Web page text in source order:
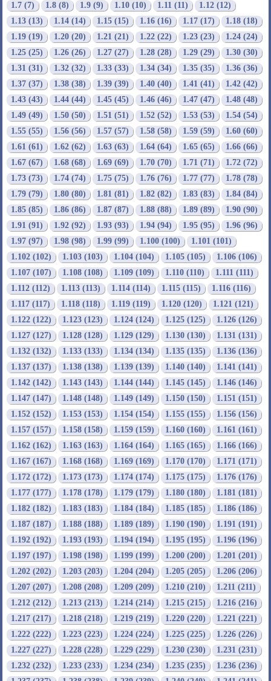
1.7 (7) 1.8 (8) 1.9 (9) 1.10 (10) 1.11 (11)
1.12 (12)
1.13 (13)
1.14 (14) 1.15 (15) 1.16 (16) 1.17 (17)
1.18 (18)
1.19 (19)
1.20 (20) 1.21 (21) 1.22 (22) 1.23 (23)
1.24 (24)
1.25 (25)
1.26 (26) 1.27 (27) 1.28 (28) 1.29 (29)
1.30 (30)
1.31 (31)
1.32 (32) 1.33 (33) 1.34 (34) 1.35 (35)
1.36 (36)
1.37 (37)
1.38 (38) 1.39 (39) 1.40 (40) 1.41 (41)
1.42 (42)
1.43 (43)
1.44 (44) 1.45 (45) 1.46 (46) 1.47 (47)
1.48 (48)
1.49 (49)
1.50 (50) 1.51 (51) 1.52 (52) 1.53 (53)
1.54 (54)
1.55 (55)
1.56 (56) 1.57 (57) 1.58 (58) 1.59 (59)
1.60 (60)
1.61 (61)
1.62 (62) 1.63 (63) 1.64 (64) 1.65 (65)
1.66 (66)
1.67 (67)
1.68 (68) 1.69 (69) 1.70 (70) 1.71 (71)
1.72 (72)
1.73 (73)
1.74 (74) 1.75 (75) 1.76 (76) 1.77 (77)
1.78 (78)
1.79 (79)
1.80 (80) 1.81 (81) 1.82 (82) 1.83 (83)
1.84 (84)
1.85 (85)
1.86 (86) 1.87 (87) 1.88 (88) 1.89 (89)
1.90 (90)
1.91 (91)
1.92 (92) 1.93 (93) 1.94 (94) 1.95 (95)
1.96 (96)
1.97 (97)
1.98 (98) 1.99 (99) 1.100 (100)
1.101 (101)
1.102 (102)
1.103 (103) 1.104 (104) 1.105 (105)
1.106 (106)
1.107 (107)
1.108 (108) 1.109 (109) 1.110 (110)
1.111 (111)
1.112 (112)
1.113 (113) 1.114 (114) 1.115 (115)
1.116 (116)
1.117 (117)
1.118 (118) 1.119 (119) 1.120 (120)
1.121 (121)
1.122 (122)
1.123 (123) 1.124 (124) 1.125 (125)
1.126 (126)
1.127 (127)
1.128 (128) 1.129 (129) 1.130 (130)
1.131 (131)
1.132 (132)
1.133 (133) 1.134 (134) 1.135 (135)
1.136 (136)
1.137 (137)
1.138 (138) 1.139 (139) 1.140 (140)
1.141 (141)
1.142 (142)
1.143 (143) 1.144 (144) 1.145 (145)
1.146 (146)
1.147 (147)
1.148 (148) 1.149 (149) 1.150 (150)
1.151 (151)
1.152 (152)
1.153 (153) 1.154 (154) 1.155 (155)
1.156 (156)
1.157 (157)
1.158 (158) 1.159 (159) 1.160 (160)
1.161 (161)
1.162 (162)
1.163 (163) 1.164 (164) 1.165 (165)
1.166 (166)
1.167 (167)
1.168 (168) 1.169 (169) 1.170 (170)
1.171 (171)
1.172 (172)
1.173 (173) 1.174 (174) 1.175 (175)
1.176 (176)
1.177 (177)
1.178 (178) 1.179 (179) 1.180 (180)
1.181 (181)
1.182 (182)
1.183 (183) 1.184 (184) 1.185 (185)
1.186 (186)
1.187 (187)
1.188 (188) 1.189 (189) 1.190 (190)
1.191 (191)
1.192 (192)
1.193 (193) 1.194 (194) 1.195 (195)
1.196 (196)
1.197 (197)
1.198 (198) 1.199 (199) 1.200 (200)
1.201 (201)
1.202 (202)
1.203 (203) 1.204 (204) 1.205 (205)
1.206 (206)
1.207 (207)
1.208 (208) 1.209 (209) 1.210 (210)
1.211 (211)
1.212 (212)
1.213 (213) 1.214 (214) 1.215 (215)
1.216 (216)
1.217 (217)
1.218 (218) 1.219 (219) 1.220 (220)
1.221 (221)
1.222 (222)
1.223 (223) 1.224 (224) 1.225 (225)
1.226 (226)
1.227 (227)
1.228 (228) 1.229 (229) 1.230 (230)
1.231 (231)
1.232 (232)
1.233 (233) 1.234 (234) 1.235 (235)
1.236 (236)